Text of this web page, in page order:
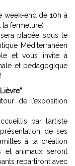
week-end de 10h à
la fermeture)
placée sous le
Méditerranéen
et vous invite à
et pédagogique
de l’exposition
par l’artiste
de ses
à la création
et animaux seront
repartiront avec